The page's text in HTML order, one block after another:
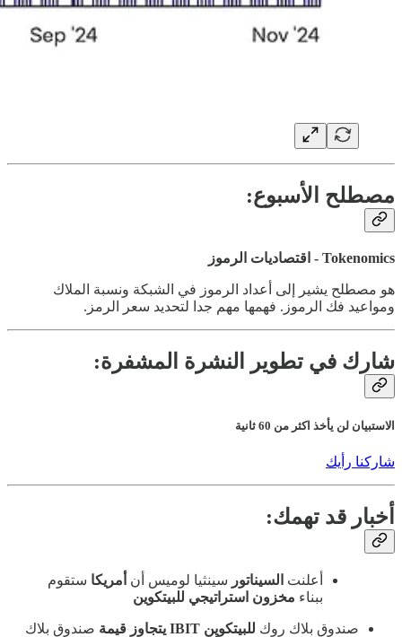
مصطلح الأسبوع:
Tokenomics - اقتصاديات الرموز
هو مصطلح يشير إلى أعداد الرموز في الشبكة ونسبة الملاك
ومواعيد فك الرموز. فهمها مهم جدا لتحديد سعر الرمز.
شارك في تطوير النشرة المشفرة:
الاستبيان لن يأخذ اكثر من 60 ثانية
شاركنا رأيك
أخبار قد تهمك:
أعلنت السيناتور سينثيا لوميس أن أمريكا ستقوم
ببناء مخزون استراتيجي للبيتكوين
صندوق بلاك روك للبيتكوين IBIT يتجاوز قيمة
صندوق بلاك